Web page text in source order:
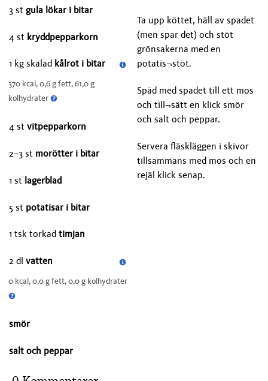
3 st gula lökar i bitar
4 st kryddpepparkorn
1 kg skalad kålrot i bitar
370 kcal, 0,6 g fett, 61,0 g
kolhydrater
4 st vitpepparkorn
2–3 st morötter i bitar
1 st lagerblad
5 st potatisar i bitar
1 tsk torkad timjan
2 dl vatten
0 kcal, 0,0 g fett, 0,0 g kolhydrater
smör
salt och peppar
Ta upp köttet, häll av spadet
(men spar det) och stöt
grönsakerna med en
potatis¬stöt.
Späd med spadet till ett mos
och till¬sätt en klick smör
och salt och peppar.
Servera fläskläggen i skivor
tillsammans med mos och en
rejäl klick senap.